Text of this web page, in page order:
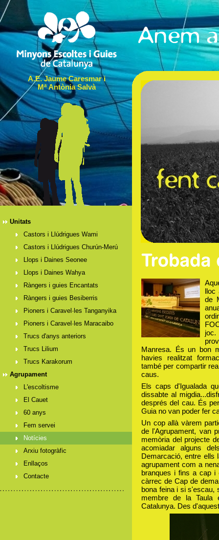
A.E. Jaume Caresmar i
Mª Antònia Salvà
Unitats
Castors i Llúdrigues Wami
Castors i Llúdrigues Churún-Merú
Llops i Daines Seonee
Llops i Daines Wahya
Ràngers i guies Encantats
Ràngers i guies Besiberris
Pioners i Caravel·les Tanganyika
Pioners i Caravel·les Maracaibo
Trucs d'anys anteriors
Trucs Lilium
Trucs Karakorum
Agrupament
L'escoltisme
El Cauet
60 anys
Fem servei
Notícies
Arxiu fotogràfic
Enllaços
Contacte
lloc
de
Manresa. És un bon
havies realitzat
també per compartir
caus.
Els caps d'Igualada
dissabte al
després del cau. És
Guia no van poder fer
Un cop allà vàrem
de l'Agrupament, van
memòria del projecte
acomiadar alguns
Demarcació, entre ells
agrupament com a
branques i fins a cap i
càrrec de Cap de
bona feina i si s'escau,
membre de la Taula
Catalunya. Des